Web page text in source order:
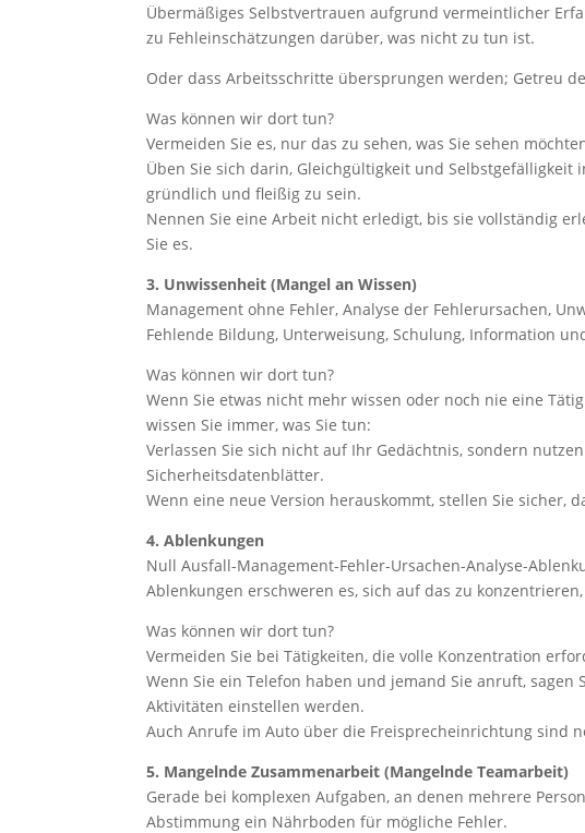
Übermäßiges Selbstvertrauen aufgrund vermeintlicher
zu Fehleinschätzungen darüber, was nicht zu tun ist.
Oder dass Arbeitsschritte übersprungen werden; Getreu
Was können wir dort tun?
Vermeiden Sie es, nur das zu sehen, was Sie sehen
Üben Sie sich darin, Gleichgültigkeit und Selbstgefälligkeit
gründlich und fleißig zu sein.
Nennen Sie eine Arbeit nicht erledigt, bis sie vollständig
Sie es.
3. Unwissenheit (Mangel an Wissen)
Management ohne Fehler, Analyse der Fehlerursachen,
Fehlende Bildung, Unterweisung, Schulung, Information
Was können wir dort tun?
Wenn Sie etwas nicht mehr wissen oder noch nie eine
wissen Sie immer, was Sie tun:
Verlassen Sie sich nicht auf Ihr Gedächtnis, sondern
Sicherheitsdatenblätter.
Wenn eine neue Version herauskommt, stellen Sie sicher,
4. Ablenkungen
Null Ausfall-Management-Fehler-Ursachen-Analyse-
Ablenkungen erschweren es, sich auf das zu
Was können wir dort tun?
Vermeiden Sie bei Tätigkeiten, die volle Konzentration
Wenn Sie ein Telefon haben und jemand Sie anruft,
Aktivitäten einstellen werden.
Auch Anrufe im Auto über die Freisprecheinrichtung sind
5. Mangelnde Zusammenarbeit (Mangelnde Teamarbeit)
Gerade bei komplexen Aufgaben, an denen mehrere
Abstimmung ein Nährboden für mögliche Fehler.